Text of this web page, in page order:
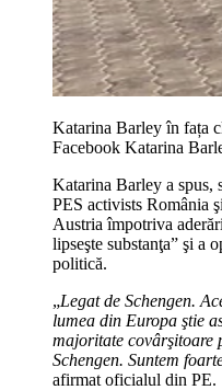
Katarina Barley în fața
Facebook Katarina
Katarina Barley a spus,
PES activists România
Austria împotriva
lipseşte substanţa” şi a
politică.
„Legat de Schengen.
lumea din Europa ştie
majoritate covârşitoare
Schengen. Suntem
afirmat oficialul din PE.